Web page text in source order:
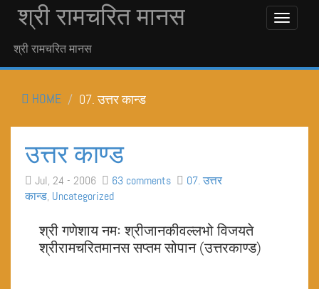
Toggle
श्री रामचरित मानस
श्री रामचरित मानस
HOME 07. उत्तर कान्ड
उत्तर काण्ड
Jul, 24 - 2006 63 comments
07. उत्तर
कान्ड, Uncategorized
श्री गणेशाय नमः श्रीजानकीवल्लभो विजयते
श्रीरामचरितमानस सप्तम सोपान (उत्तरकाण्ड)